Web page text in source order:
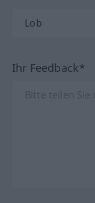
Ihr Feedback*